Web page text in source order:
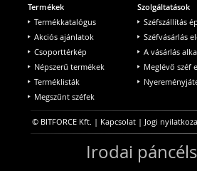
Termékek
Termékkatalógus
Akciós ajánlatok
Csoporttérkép
Népszerű termékek
Terméklisták
Megszűnt széfek
Szolgáltatások
Széfszállítás
Széfvásárlás
A vásárlás
Meglévő széf
© BITFORCE Kft. | Kapcsolat | Jogi
Irodai